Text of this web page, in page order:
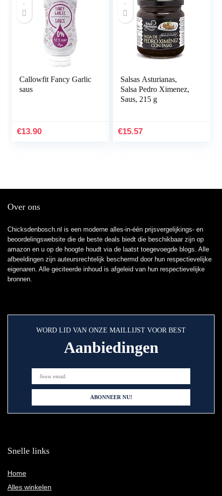
Callowfit Fancy Garlic
saus
€13.90
Salsas Asturianas,
Salsa Pedro Ximenez,
Saus, 215 g
€15.57
Over ons
Chicksdenbosch.nl is een moderne alles-in-één prijsvergelijkings- en
beoordelingswebsite die de beste deals biedt die beschikbaar zijn op
amazon en u op de hoogte houdt via de laatst toegevoegde blogs. Alle
afbeeldingen zijn auteursrechtelijk beschermd door hun respectievelijke
eigenaren. Alle geciteerde inhoud is afgeleid van hun respectievelijke
bronnen.
WORD LID VAN ONZE MAILLIJST VOOR BEST
Aanbiedingen
Snelle links
Home
Alles winkelen